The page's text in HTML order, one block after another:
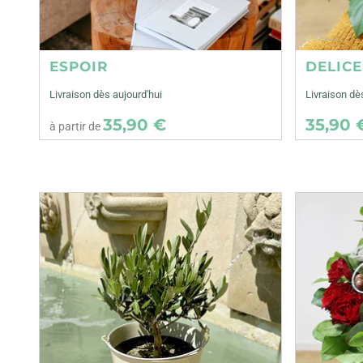
ESPOIR
Livraison dès aujourd'hui
à partir de35,90 €
Livraison
35,90